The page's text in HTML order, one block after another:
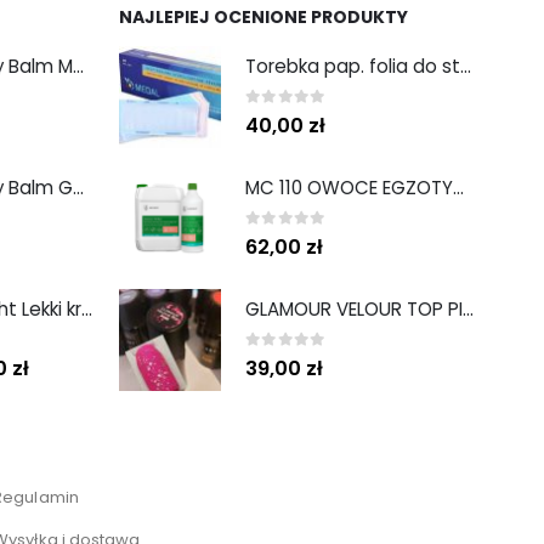
Hand and Body Balm Mango Bliss 300 ml
Hand and Body Balm Golden Glow 300 ml
Sun Protect light Lekki krem ochronny SPF50 50ml
zł
NAJLEPIEJ OCENIONE PRODUKTY
Torebka pap. folia do sterylizacji 13,5 cm x 25 cm ( 200 sztuk )
0out of 5
40,00 zł
MC 110 OWOCE EGZOTYCZNE 5L MEDISEPT
0out of 5
62,00 zł
GLAMOUR VELOUR TOP PINK - TOP MATOWY Z DROBINĄ
0out of 5
39,00 zł
i dostawa